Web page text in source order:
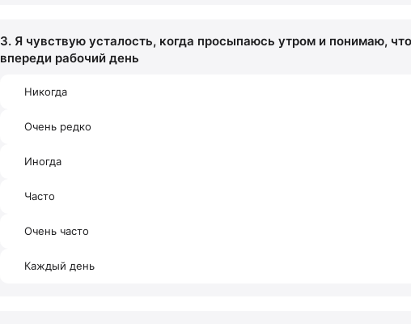
3. Я чувствую усталость, когда просыпаюсь утром и понимаю, что
впереди рабочий день
Никогда
Очень редко
Иногда
Часто
Очень часто
Каждый день